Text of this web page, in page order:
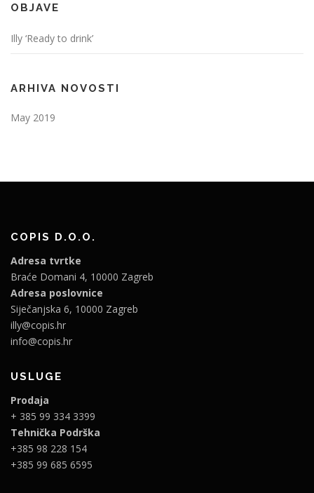
OBJAVE
Illy ‘Ready to drink’
ARHIVA NOVOSTI
May 2019
COPIS D.O.O.
Adresa tvrtke
Braće Domani 4, 10000 Zagreb
Adresa poslovnice
Siječanjska 6, 10000 Zagreb
illy@copis.hr
info@copis.hr
USLUGE
Prodaja
+ 385 99 334 3399
Tehnička Podrška
+385 98 228 154
+385 99 685 6595